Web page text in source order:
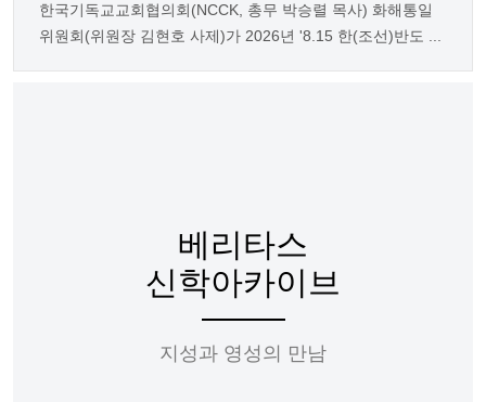
한국기독교교회협의회(NCCK, 총무 박승렬 목사) 화해통일
위원회(위원장 김현호 사제)가 2026년 '8.15 한(조선)반도 ...
베리타스
신학아카이브
지성과 영성의 만남